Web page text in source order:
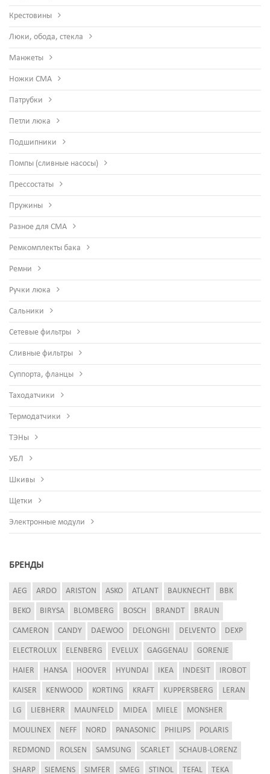
Крестовины
Люки, обода, стекла
Манжеты
Ножки СМА
Патрубки
Петли люка
Подшипники
Помпы (сливные насосы)
Прессостаты
Пружины
Разное для СМА
Ремкомплекты бака
Ремни
Ручки люка
Сальники
Сетевые фильтры
Сливные фильтры
Суппорта, фланцы
Таходатчики
Термодатчики
ТЭНы
УБЛ
Шкивы
Щетки
Электронные модули
БРЕНДЫ
AEG ARDO ARISTON ASKO ATLANT BAUKNECHT BBK
BEKO BIRYSA BLOMBERG BOSCH BRANDT BRAUN
CAMERON CANDY DAEWOO DELONGHI DELVENTO DEXP
ELECTROLUX ELENBERG EVELUX GAGGENAU GORENJE
HAIER HANSA HOOVER HYUNDAI IKEA INDESIT IROBOT
KAISER KENWOOD KORTING KRAFT KUPPERSBERG LERAN
LG LIEBHERR MAUNFELD MIDEA MIELE MONSHER
MOULINEX NEFF NORD PANASONIC PHILIPS POLARIS
REDMOND ROLSEN SAMSUNG SCARLET SCHAUB-LORENZ
SHARP SIEMENS SIMFER SMEG STINOL TEFAL TEKA